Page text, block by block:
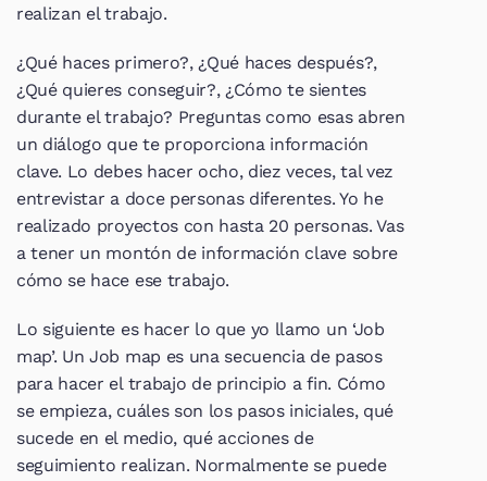
realizan el trabajo.
¿Qué haces primero?, ¿Qué haces después?,
¿Qué quieres conseguir?, ¿Cómo te sientes
durante el trabajo? Preguntas como esas abren
un diálogo que te proporciona información
clave. Lo debes hacer ocho, diez veces, tal vez
entrevistar a doce personas diferentes. Yo he
realizado proyectos con hasta 20 personas. Vas
a tener un montón de información clave sobre
cómo se hace ese trabajo.
Lo siguiente es hacer lo que yo llamo un ‘Job
map’. Un Job map es una secuencia de pasos
para hacer el trabajo de principio a fin. Cómo
se empieza, cuáles son los pasos iniciales, qué
sucede en el medio, qué acciones de
seguimiento realizan. Normalmente se puede